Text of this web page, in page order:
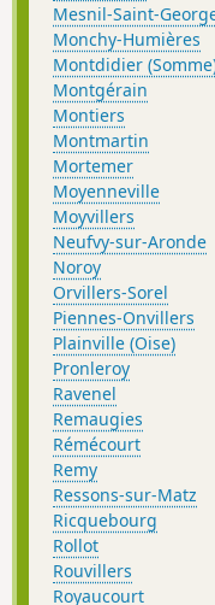
Mesnil-Saint-
Monchy-Humières
Montdidier
Montgérain
Montiers
Montmartin
Mortemer
Moyenneville
Moyvillers
Neufvy-sur-Aronde
Noroy
Orvillers-Sorel
Piennes-Onvillers
Plainville (Oise)
Pronleroy
Ravenel
Remaugies
Rémécourt
Remy
Ressons-sur-Matz
Ricquebourg
Rollot
Rouvillers
Royaucourt